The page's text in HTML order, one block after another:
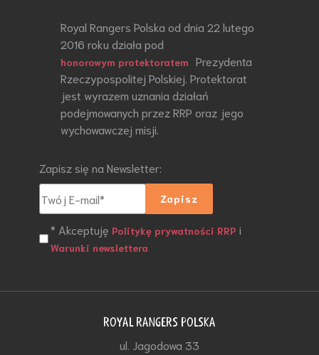
Royal Rangers Polska od dnia 22 lutego
2016 roku działa pod
honorowym protektoratem
Prezydenta
Rzeczypospolitej Polskiej. Protektorat
jest wyrazem uznania działań
podejmowanych przez RRP oraz jego
wychowawczej misji.
Zapisz się na Newsletter:
* AkceptujęPolitykę prywatności RRP i
Warunki newslettera
ROYAL RANGERS POLSKA
ul. Jagodowa 33